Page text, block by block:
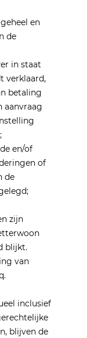
en
de
in staat
verklaard,
betaling
aanvraag
en/of
of
de
zijn
blijkt.
van
inclusief
blijven de